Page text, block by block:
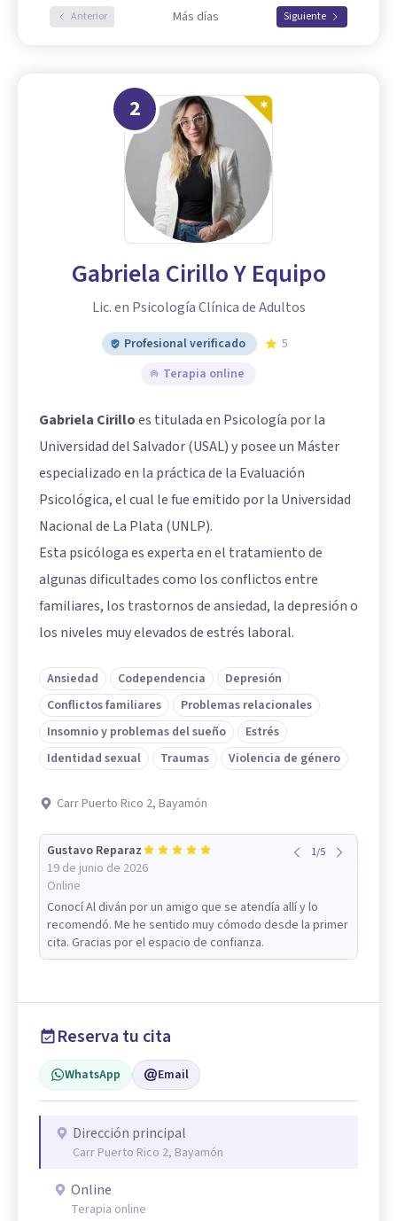
Anterior Más días Siguiente
2
Gabriela Cirillo Y Equipo
Lic. en Psicología Clínica de Adultos
Profesional verificado
5
Terapia online
Gabriela Cirilloes titulada en Psicología por la
Universidad del Salvador (USAL) y posee un Máster
especializado en la práctica de la Evaluación
Psicológica, el cual le fue emitido por la Universidad
Nacional de La Plata (UNLP).
Esta psicóloga es experta en el tratamiento de
algunas dificultades como los conflictos entre
familiares, los trastornos de ansiedad, la depresión o
los niveles muy elevados de estrés laboral.
Ansiedad Codependencia
Depresión
Conflictos familiares
Problemas relacionales
Insomnio y problemas del sueño
Estrés
Identidad sexual
Traumas Violencia de género
Carr Puerto Rico 2, Bayamón
Gustavo Reparaz
19 de junio de 2026
Online
1/5
Conocí Al diván por un amigo que se atendía allí y lo
recomendó. Me he sentido muy cómodo desde la primer
cita. Gracias por el espacio de confianza.
Reserva tu cita
WhatsApp Email
Dirección principal
Carr Puerto Rico 2, Bayamón
Online
Terapia online